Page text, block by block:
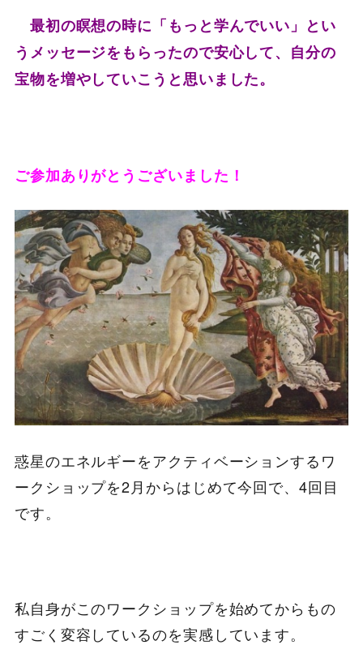
最初の瞑想の時に「もっと学んでいい」とい
うメッセージをもらったので安心して、自分の
宝物を増やしていこうと思いました。
ご参加ありがとうございました！
惑星のエネルギーをアクティベーションするワ
ークショップを2月からはじめて今回で、4回目
です。
私自身がこのワークショップを始めてからもの
すごく変容しているのを実感しています。